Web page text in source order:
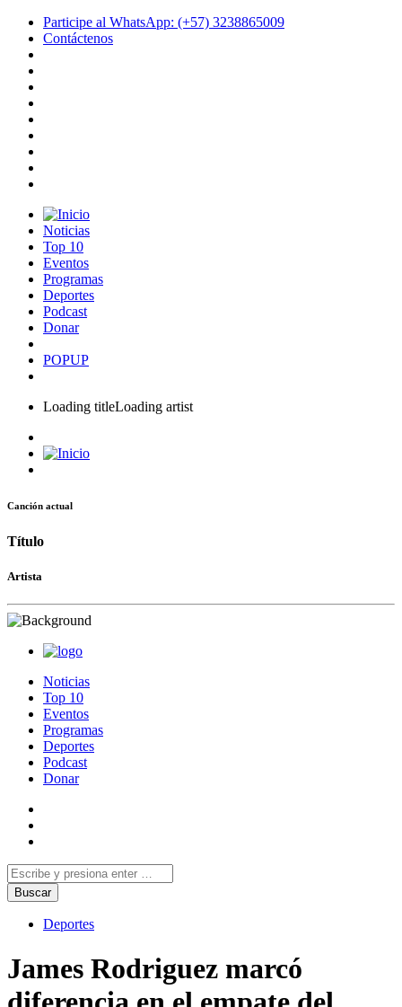
Participe al WhatsApp: (+57) 3238865009
Contáctenos
Noticias
Top 10
Eventos
Programas
Deportes
Podcast
Donar
POPUP
Loading titleLoading artist
Canción actual
Título
Artista
Noticias
Top 10
Eventos
Programas
Deportes
Podcast
Donar
Deportes
James Rodriguez marcó